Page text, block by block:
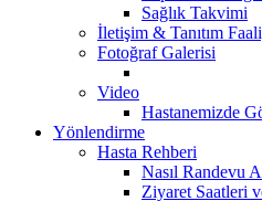
Sağlık Takvimi
İletişim & Tanıtım
Fotoğraf Galerisi
Video
Hastanemizde
Yönlendirme
Hasta Rehberi
Nasıl Randevu
Ziyaret Saatleri